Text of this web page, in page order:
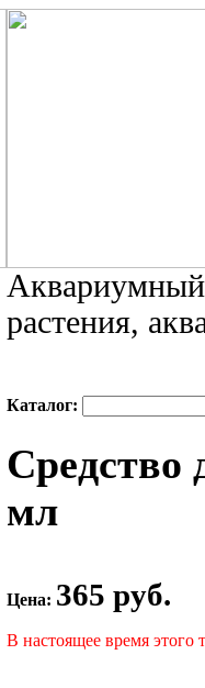
растения,
Каталог:
Средство
мл
Цена: 365 руб.
В настоящее время этого